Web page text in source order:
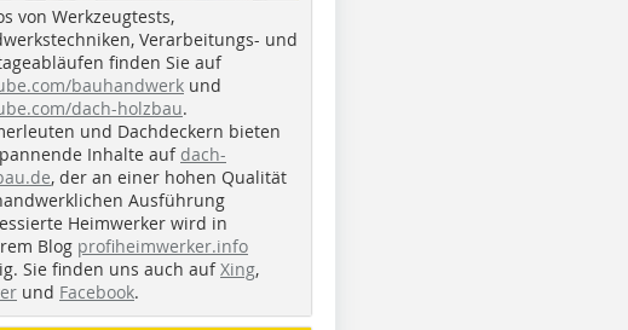
von Werkzeugtests,
Verarbeitungs- und
finden Sie auf
bauhandwerk und
dach-holzbau.
und Dachdeckern bieten
Inhalte auf dach-
, der an einer hohen Qualität
Ausführung
Heimwerker wird in
Blog profiheimwerker.info
Sie finden uns auch aufXing,
und Facebook.